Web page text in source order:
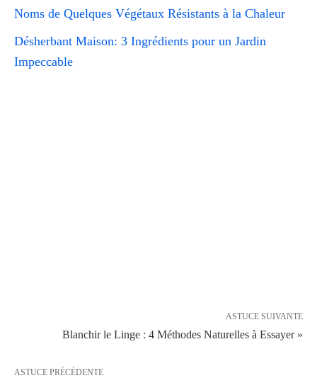
Noms de Quelques Végétaux Résistants à la Chaleur
Désherbant Maison: 3 Ingrédients pour un Jardin
Impeccable
ASTUCE SUIVANTE
Blanchir le Linge : 4 Méthodes Naturelles à Essayer »
ASTUCE PRÉCÉDENTE